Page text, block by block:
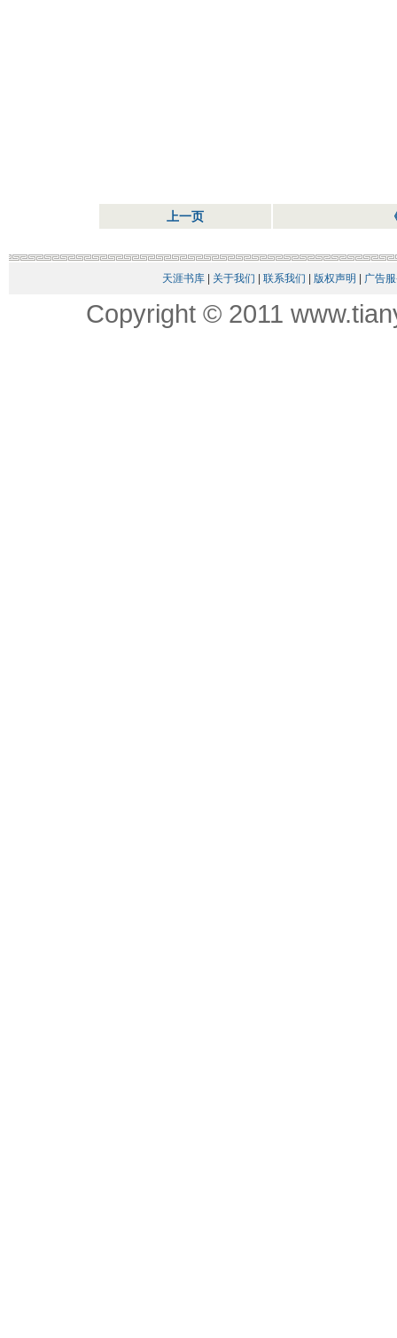
上一页
天涯书库| 关于我们 联系我们 版权声明 广告
Copyright © 2011